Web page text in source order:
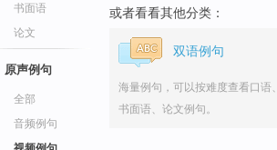
书面语
论文
原声例句
全部
音频例句
或者看看其他分类：
双语例句
海量例句，可以按难度查看口语、
书面语、论文例句。